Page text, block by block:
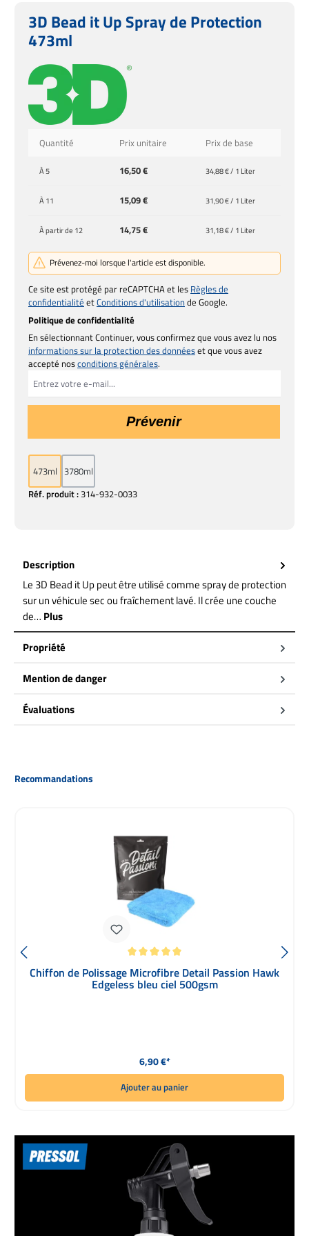
3D Bead it Up Spray de Protection
473ml
Quantité Prix unitaire Prix de base
À5 16,50 € 34,88 € / 1 Liter
À11 15,09 € 31,90 € / 1 Liter
À partir de 12 14,75 € 31,18 € / 1 Liter
Réf. produit :314-932-0033
Prévenez-moi lorsque l'article est disponible.
Ce site est protégé par reCAPTCHA et les Règles de
confidentialité etConditions d'utilisationde Google.
Politique de confidentialité
En sélectionnant Continuer, vous confirmez que vous avez lu nos
informations sur la protection des donnéeset que vous avez
accepté nosconditions générales.
Prévenir
473ml 3780ml
Description
Le 3D Bead it Up peut être utilisé comme spray de protection
sur un véhicule sec ou fraîchement lavé. Il crée une couche
de… Plus
Propriété
Mention de danger
Évaluations
Ignorer la galerie de produits
Recommandations
Chiffon de Polissage Microfibre Detail Passion Hawk
Edgeless bleu ciel 500gsm
Prix régulier :
6,90 €*
Ajouter au panier